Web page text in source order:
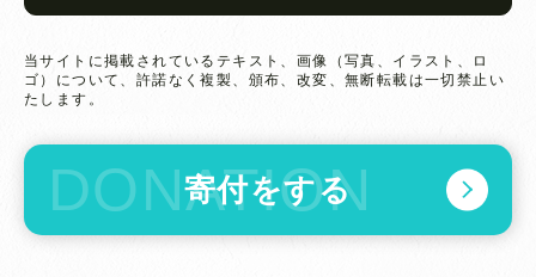
当サイトに掲載されているテキスト、画像（写真、イラスト、ロ
ゴ）について、 許諾なく複製、頒布、改変、無断転載は一切禁止い
たします。
寄付をする